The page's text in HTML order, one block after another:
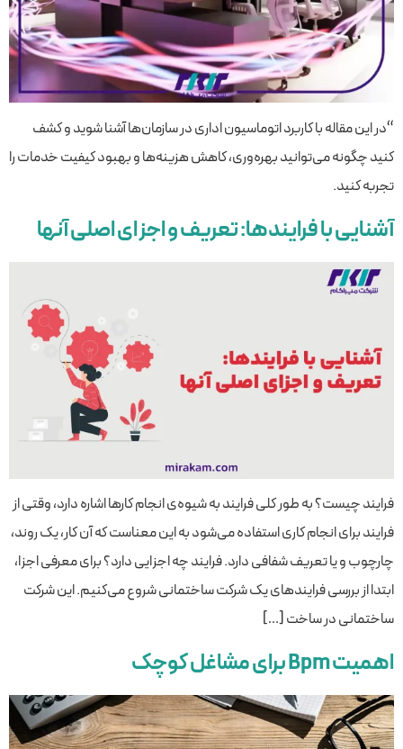
“در این مقاله با کاربرد اتوماسیون اداری در سازمان‌ها آشنا شوید و کشف
کنید چگونه می‌توانید بهره‌وری، کاهش هزینه‌ها و بهبود کیفیت خدمات را
تجربه کنید.
آشنایی با فرایندها: تعریف و اجزای اصلی آنها
فرایند چیست؟ به طور کلی فرایند به شیوه‌ی انجام کارها اشاره دارد، وقتی از
فرایند برای انجام کاری استفاده می‌شود به این معناست که آن کار، یک روند،
چارچوب و یا تعریف شفافی دارد. فرایند چه اجزایی دارد؟ برای معرفی اجزا،
ابتدا از بررسی فرایندهای یک شرکت ساختمانی شروع می‌کنیم. این شرکت
ساختمانی در ساخت […]
اهمیت Bpm برای مشاغل کوچک